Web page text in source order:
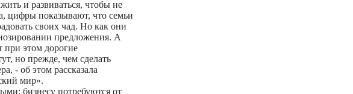
и развиваться, чтобы не
цифры показывают, что семьи
своих чад. Но как они
предложения. А
при этом дорогие
но прежде, чем сделать
- об этом рассказала
мир».
бизнесу потребуются от